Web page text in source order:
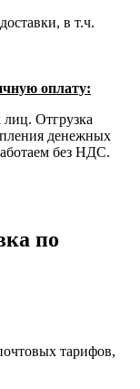
в т.ч.
оплату:
Отгрузка
денежных
без НДС.
по
тарифов,